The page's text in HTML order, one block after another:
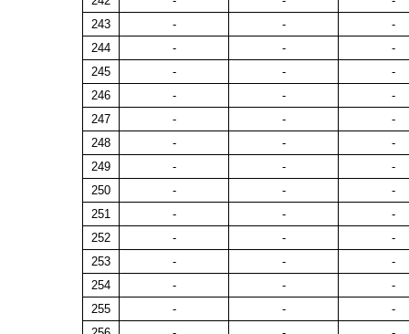
243
- -
-
244
- -
-
245
- -
-
246
- -
-
247
- -
-
248
- -
-
249
- -
-
250
- -
-
251
- -
-
252
- -
-
253
- -
-
254
- -
-
255
- -
-